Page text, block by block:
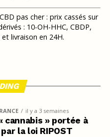
pas cher : prix cassés sur
: 10-OH-HHC, CBDP,
livraison en 24H.
il y a 3 semaines
cannabis » portée à
la loi RIPOST